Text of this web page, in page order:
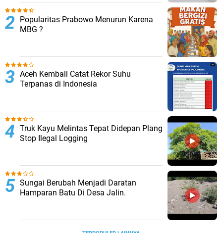
Popularitas Prabowo Menurun Karena
MBG ?
Aceh Kembali Catat Rekor Suhu
Terpanas di Indonesia
Truk Kayu Melintas Tepat Didepan Plang
Stop Ilegal Logging
Sungai Berubah Menjadi Daratan
Hamparan Batu Di Desa Jalin.